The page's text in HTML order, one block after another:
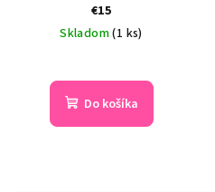
€15
Skladom(1 ks)
Do košíka